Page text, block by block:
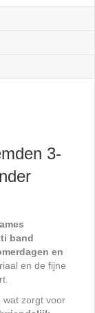
3-
band
en
en de fijne
, wat zorgt voor